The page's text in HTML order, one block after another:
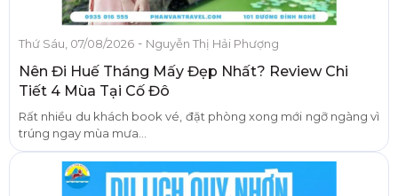
Thứ Sáu, 07/08/2026 - Nguyễn Thị Hải Phượng
Nên Đi Huế Tháng Mấy Đẹp Nhất? Review Chi
Tiết 4 Mùa Tại Cố Đô
Rất nhiều du khách book vé, đặt phòng xong mới ngỡ ngàng vì
trúng ngay mùa mưa...